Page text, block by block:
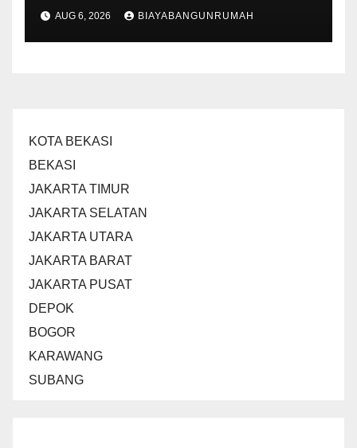
AUG 6, 2026 BIAYABANGUNRUMAH
KOTA BEKASI
BEKASI
JAKARTA TIMUR
JAKARTA SELATAN
JAKARTA UTARA
JAKARTA BARAT
JAKARTA PUSAT
DEPOK
BOGOR
KARAWANG
SUBANG